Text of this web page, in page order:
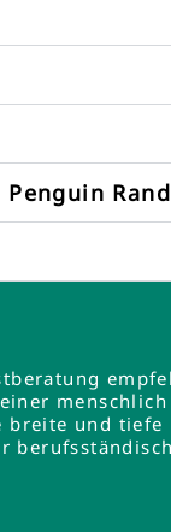
menschlich
breite und tiefe